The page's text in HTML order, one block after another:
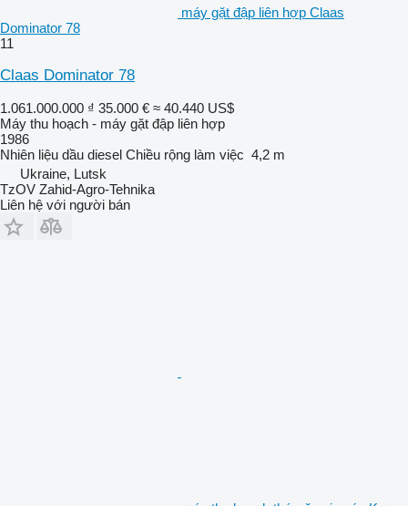
máy gặt đập liên hợp Claas
Dominator 78
11
Claas Dominator 78
1.061.000.000 ₫ 35.000 € ≈ 40.440 US$
Máy thu hoạch - máy gặt đập liên hợp
1986
Nhiên liệu dầu diesel Chiều rộng làm việc 4,2 m
Ukraine, Lutsk
TzOV Zahid-Agro-Tehnika
Liên hệ với người bán